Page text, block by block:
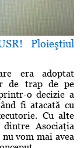
Ploieştiul
era adoptat
de trap de pe
o decizie a
fi atacată cu
Cu alte
Asociaţia
vom mai avea